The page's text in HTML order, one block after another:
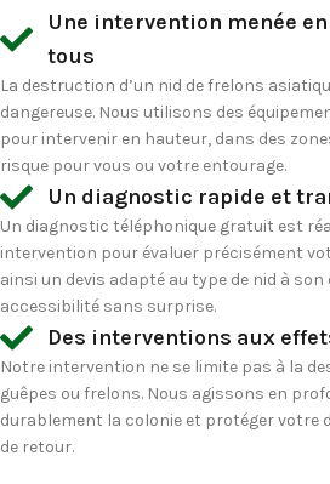
Une intervention menée
tous
La destruction d’un nid de frelons
dangereuse. Nous utilisons des
pour intervenir en hauteur, dans des
risque pour vous ou votre entourage.
Un diagnostic rapide et
Un diagnostic téléphonique gratuit est
intervention pour évaluer précisément
ainsi un devis adapté au type de nid à
accessibilité sans surprise.
Des interventions aux
Notre intervention ne se limite pas à la
guêpes ou frelons. Nous agissons en
durablement la colonie et protéger votre
de retour.